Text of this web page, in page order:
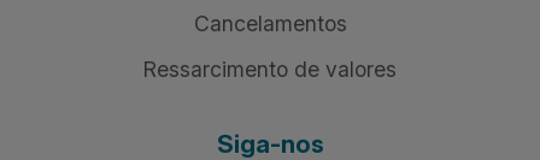
Cancelamentos
Ressarcimento de valores
Siga-nos